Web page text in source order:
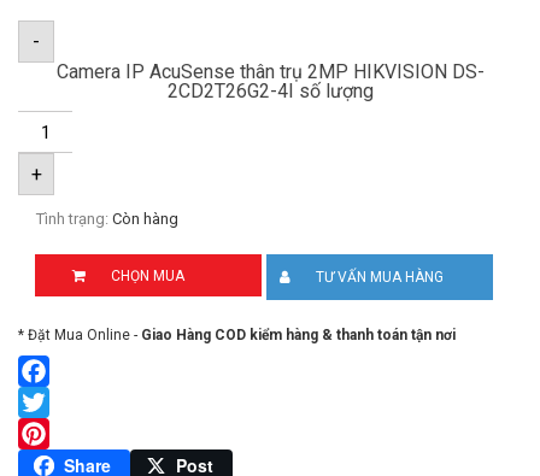
-
Camera IP AcuSense thân trụ 2MP HIKVISION DS-
2CD2T26G2-4I số lượng
+
Tình trạng: Còn hàng
CHỌN MUA TƯ VẤN MUA HÀNG
* Đặt Mua Online - Giao Hàng COD kiểm hàng & thanh toán tận nơi
Facebook
Twitter
Pinterest
Share Post